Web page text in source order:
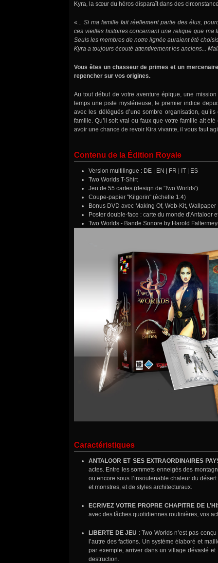
Kyra, la sœur du héros disparaît dans des
«... Si ma famille fait réellement partie des élus,
ces vieilles histoires concernant une relique que
Seuls les membres de notre lignée auraient été
Kyra a toujours écouté attentivement les anciens...
Vous êtes un chasseur de primes et un
repencher sur vos origines.
Au tout début de votre aventure épique, une
temps une piste mystérieuse, le premier indice
avec les délégués d’une sombre organisation,
famille. Qu’il soit vrai ou faux que votre famille ait
avoir une chance de revoir Kira vivante, il vous faut
Contenu de la Édition Royale
Version multilingue : DE | EN | FR | IT | ES
Two Worlds T-Shirt
Jeu de 55 cartes (design de 'Two Worlds')
Coupe-papier "Kilgorin" (échelle 1:4)
Bonus DVD avec Making Of, Web-Kit, Wallpaper
Poster double-face : carte du monde d'Antaloor
Two Worlds - Bande Sonore by Harold
Caractéristiques
ANTALOOR ET SES EXTRAORDINAIRES
actes. Entre les sommets enneigés des
ou encore sous l’insoutenable chaleur du
et monstres, et de styles architecturaux.
ECRIVEZ VOTRE PROPRE CHAPITRE DE
avec des tâches quotidiennes routinières, vos
LIBERTE DE JEU : Two Worlds n’est pas
l’autre des factions. Un système élaboré et
par exemple, arriver dans un village dévasté
destruction.